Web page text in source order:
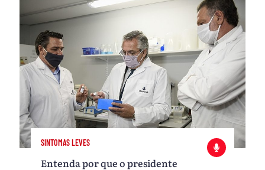
SINTOMAS LEVES
Entenda por que o presidente